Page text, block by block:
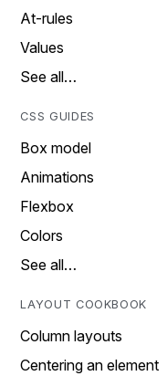
At-rules
Values
See all…
CSS GUIDES
Box model
Animations
Flexbox
Colors
See all…
LAYOUT COOKBOOK
Column layouts
Centering an element